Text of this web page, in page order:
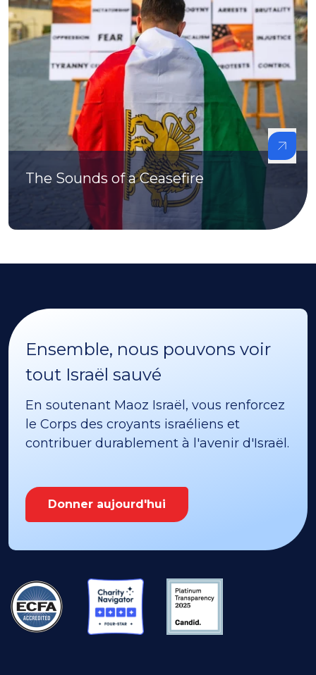
The Sounds of a Ceasefire
Ensemble, nous pouvons voir
tout Israël sauvé
En soutenant Maoz Israël, vous renforcez
le Corps des croyants israéliens et
contribuer durablement à l'avenir d'Israël.
Donner aujourd'hui